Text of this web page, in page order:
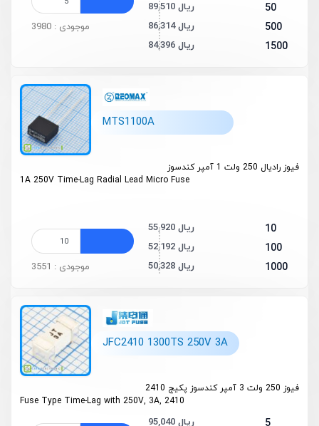
50 89,510 ریال
500 86,314 ریال
1500 84,396 ریال
موجودی : 3980
MTS1100A
فیوز رادیال 250 ولت 1 آمپر کندسوز
1A 250V Time-Lag Radial Lead Micro Fuse
10 55,920 ریال
100 52,192 ریال
1000 50,328 ریال موجودی : 3551
JFC2410 1300TS 250V 3A
فیوز 250 ولت 3 آمپر کندسوز پکیج 2410
Fuse Type Time-Lag with 250V, 3A, 2410
95,040 ریال